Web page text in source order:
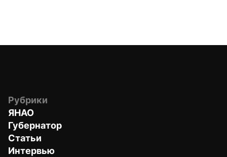
Рубрики
ЯНАО
Губернатор
Статьи
Интервью